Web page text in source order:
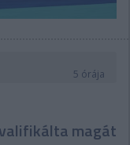
5 órája
magát